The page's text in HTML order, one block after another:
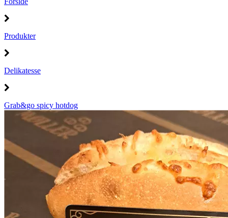
Produkter
Delikatesse
Grab&go spicy hotdog